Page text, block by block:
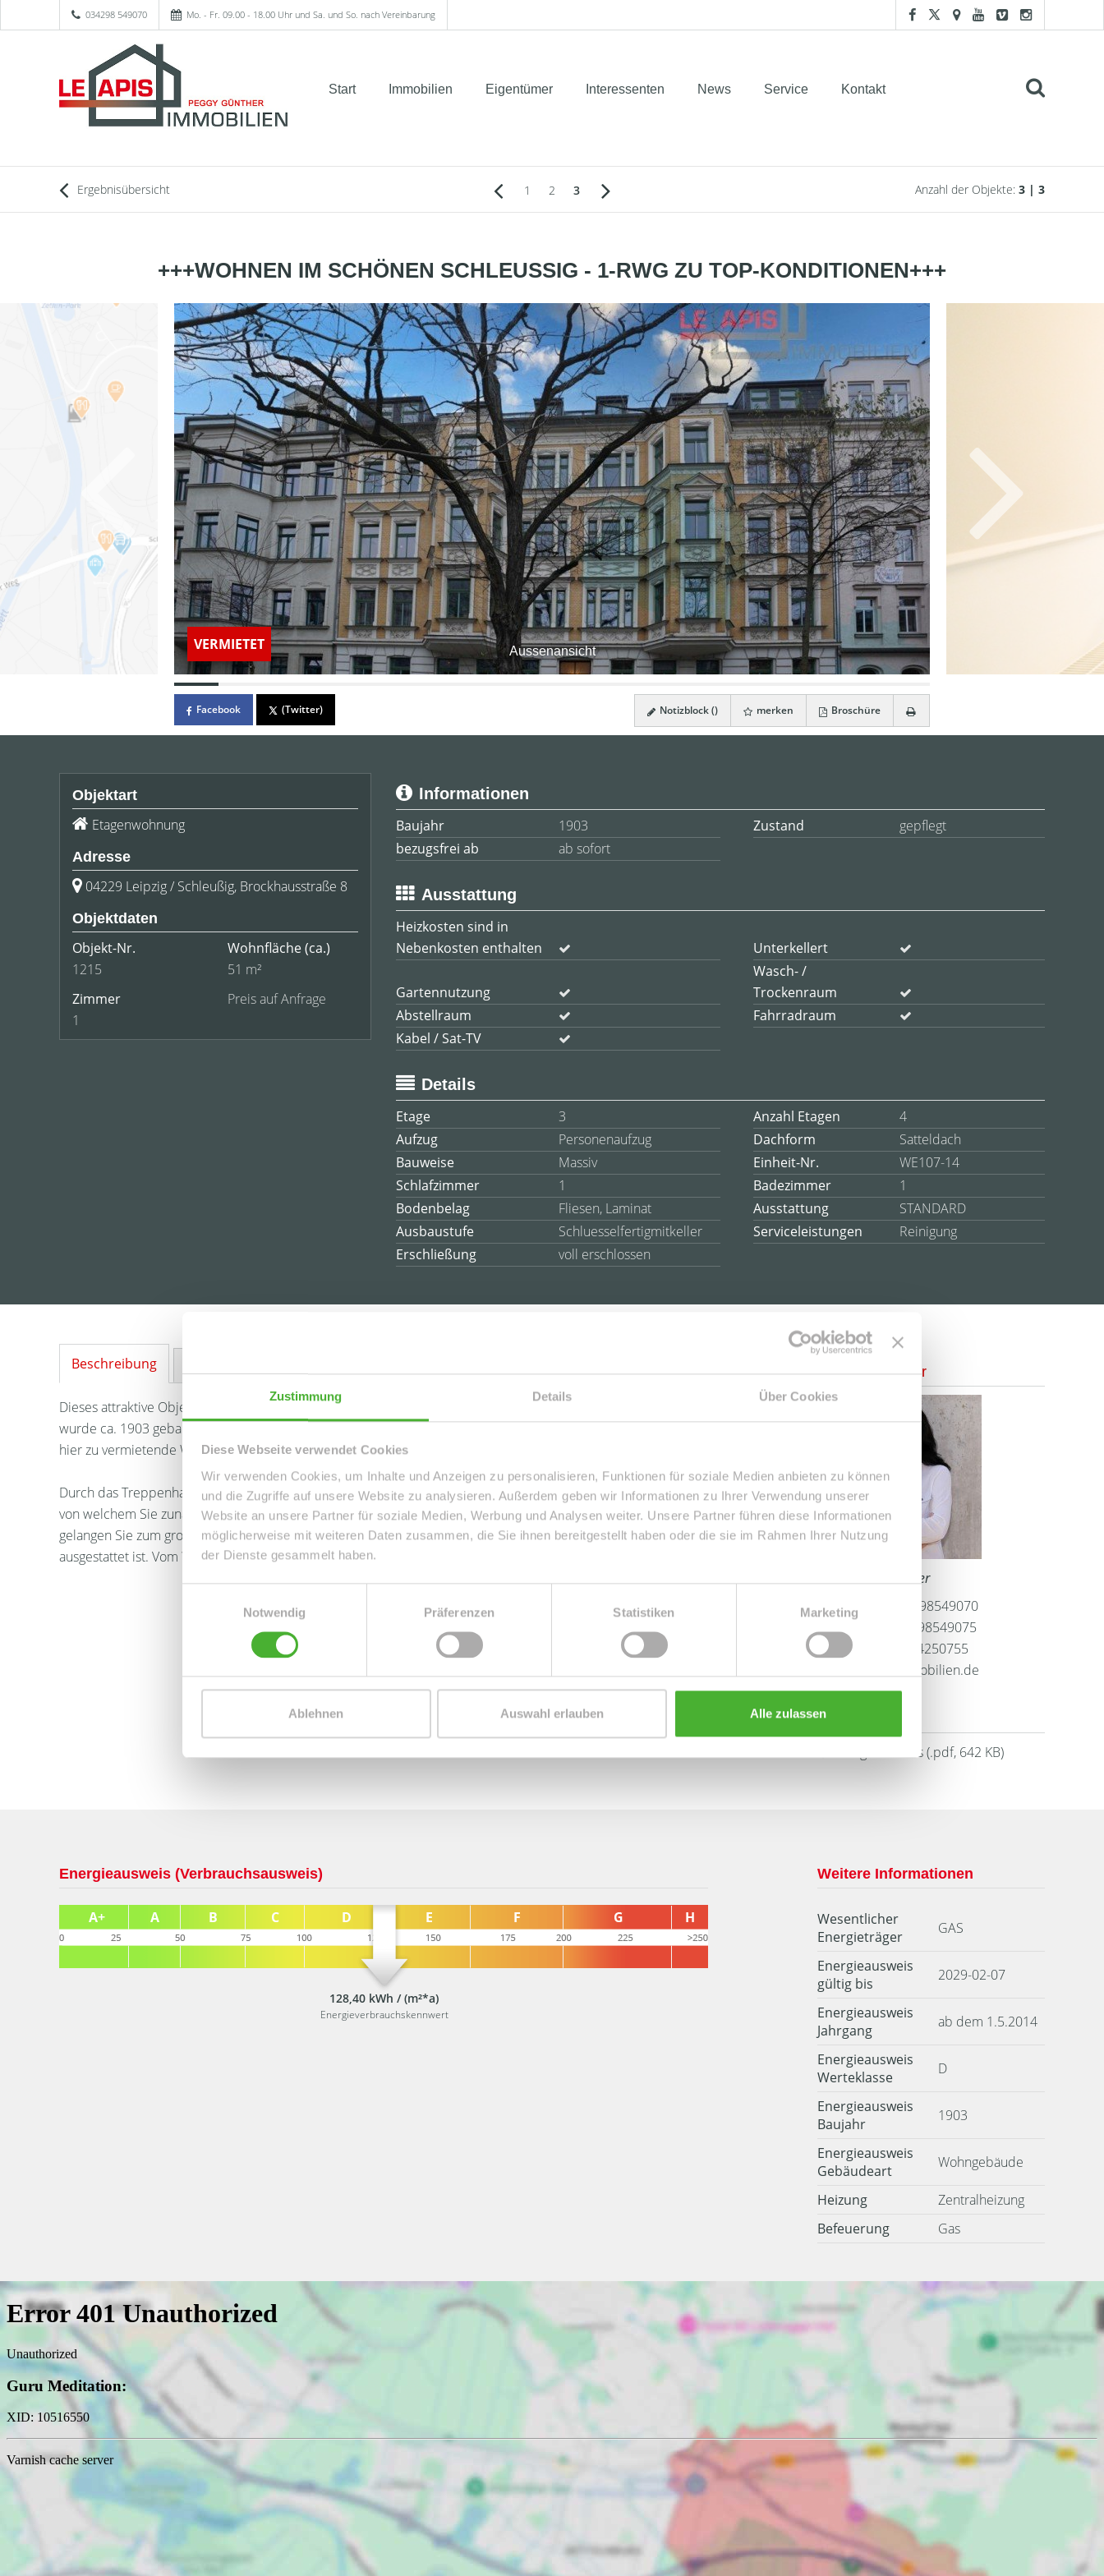
Zustimmung Details Über Cookies
Diese Webseite verwendet Cookies
Wir verwenden Cookies, um Inhalte und Anzeigen zu personalisieren, Funktionen für soziale Medien anbieten zu können
und die Zugriffe auf unsere Website zu analysieren. Außerdem geben wir Informationen zu Ihrer Verwendung unserer
Website an unsere Partner für soziale Medien, Werbung und Analysen weiter. Unsere Partner führen diese Informationen
möglicherweise mit weiteren Daten zusammen, die Sie ihnen bereitgestellt haben oder die sie im Rahmen Ihrer Nutzung
der Dienste gesammelt haben.
Notwendig
Präferenzen Statistiken Marketing
Ablehnen Auswahl erlauben Alle zulassen
034298 549070 Mo. - Fr. 09.00 - 18.00 Uhr und Sa. und So. nach Vereinbarung
Start Immobilien Eigentümer Interessenten News Service Kontakt
Ergebnisübersicht 1 2 3 Anzahl der Objekte: 3 | 3
+++WOHNEN IM SCHÖNEN SCHLEUSSIG - 1-RWG ZU TOP-KONDITIONEN+++
Aussenansicht
VERMIETET
Facebook (Twitter) Notizblock () merken Broschüre
Objektart
Etagenwohnung
Adresse
04229 Leipzig / Schleußig, Brockhausstraße 8
Objektdaten
Objekt-Nr.
1215
Wohnfläche(ca.)
51 m²
Zimmer
1
Preis auf Anfrage
Informationen
Baujahr
1903 Zustand
gepflegt
bezugsfrei ab
ab sofort
Ausstattung
Heizkosten sind in
Nebenkosten enthalten
Unterkellert
Gartennutzung
Wasch- /
Trockenraum
Abstellraum
Fahrradraum
Kabel / Sat-TV
Details
Etage
3 Anzahl Etagen
4
Aufzug
Personenaufzug Dachform
Satteldach
Bauweise
Massiv Einheit-Nr.
WE107-14
Schlafzimmer
1 Badezimmer
1
Bodenbelag
Fliesen, Laminat Ausstattung
STANDARD
Ausbaustufe
Schluesselfertigmitkeller Serviceleistungen
Reinigung
Erschließung
voll erschlossen
Beschreibung
Dieses attraktive Objekt befindet sich in der Brockhausstraße 8 im Leipziger Stadtteil Schleußig. Das Wohnhaus
wurde ca. 1903 gebaut und kernsaniert. Das Gebäude befindet sich in einer ruhigen gepflegten Wohnlage. Die
hier zu vermietende Wohneinheit befindet sich im 3.OG Mitte rechts.
Durch das Treppenhaus gelangen Sie zur Wohneinheit. Durch die Hauseingangstüre gelange Sie in den Vorflur,
von welchem Sie zunächst das Badezimmer erreichen. Auf der gegenüberliegenden Seite des Vorflures
gelangen Sie zum großen Wohnraum - dem MIttelpunkt dieser Wohnung, welcher sogar mit einem Abstellraum
ausgestattet ist. Vom Wohnzimmer gelangen Sie auch zur sep. Küche, die zum Verweilen einlädt.
Ansprechpartner
Frau Peggy Günther
Telefon: 004934298549070
Telefax: 004934298549075
Mobil: 004915254250755
info@le-apis-immobilien.de
Downloads
Energieausweis (.pdf, 642 KB)
Energieausweis (Verbrauchsausweis)
128,40 kWh / (m²*a)
Energieverbrauchskennwert
Weitere Informationen
Wesentlicher
Energieträger
GAS
Energieausweis
gültig bis
2029-02-07
Energieausweis
Jahrgang
ab dem 1.5.2014
Energieausweis
Werteklasse
D
Energieausweis
Baujahr
1903
Energieausweis
Gebäudeart
Wohngebäude
Heizung
Zentralheizung
Befeuerung
Gas